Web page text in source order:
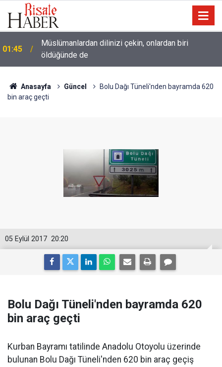
01:45
Müslümanlardan dilinizi çekin, onlardan biri
öldüğünde de
Anasayfa Güncel
Bolu Dağı Tüneli'nden bayramda 620
bin araç geçti
20:20
05 Eylül 2017
Bolu Dağı Tüneli'nden bayramda 620
bin araç geçti
Kurban Bayramı tatilinde Anadolu Otoyolu üzerinde
bulunan Bolu Dağı Tüneli'nden 620 bin araç geçiş